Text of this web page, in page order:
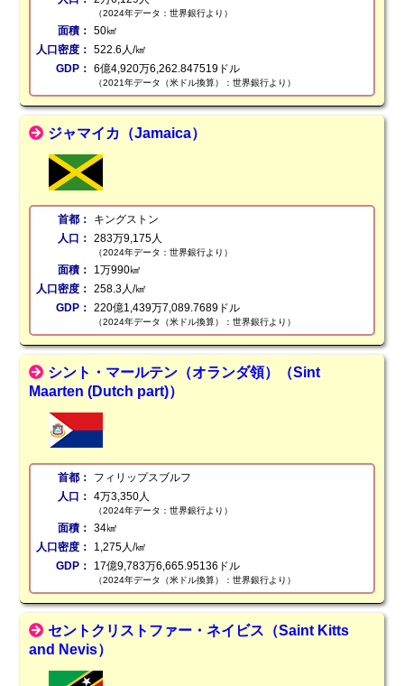
（2024年データ：世界銀行より）
面積： 50㎢
人口密度： 522.6人/㎢
GDP： 6億4,920万6,262.847519ドル
（2021年データ（米ドル換算）：世界銀行より）
ジャマイカ（Jamaica）
首都：
キングストン
人口： 283万9,175人
（2024年データ：世界銀行より）
面積：
1万990㎢
人口密度： 258.3人/㎢
GDP： 220億1,439万7,089.7689ドル
（2024年データ（米ドル換算）：世界銀行より）
シント・マールテン（オランダ領）（Sint
Maarten (Dutch part)）
首都：
フィリップスブルフ
人口： 4万3,350人
（2024年データ：世界銀行より）
面積： 34㎢
人口密度：
1,275人/㎢
GDP：
17億9,783万6,665.95136ドル
（2024年データ（米ドル換算）：世界銀行より）
セントクリストファー・ネイビス（Saint Kitts
and Nevis）